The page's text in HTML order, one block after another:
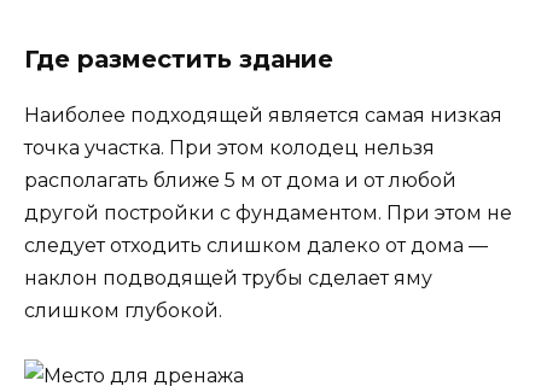
Где разместить здание
Наиболее подходящей является самая низкая
точка участка. При этом колодец нельзя
располагать ближе 5 м от дома и от любой
другой постройки с фундаментом. При этом не
следует отходить слишком далеко от дома —
наклон подводящей трубы сделает яму
слишком глубокой.